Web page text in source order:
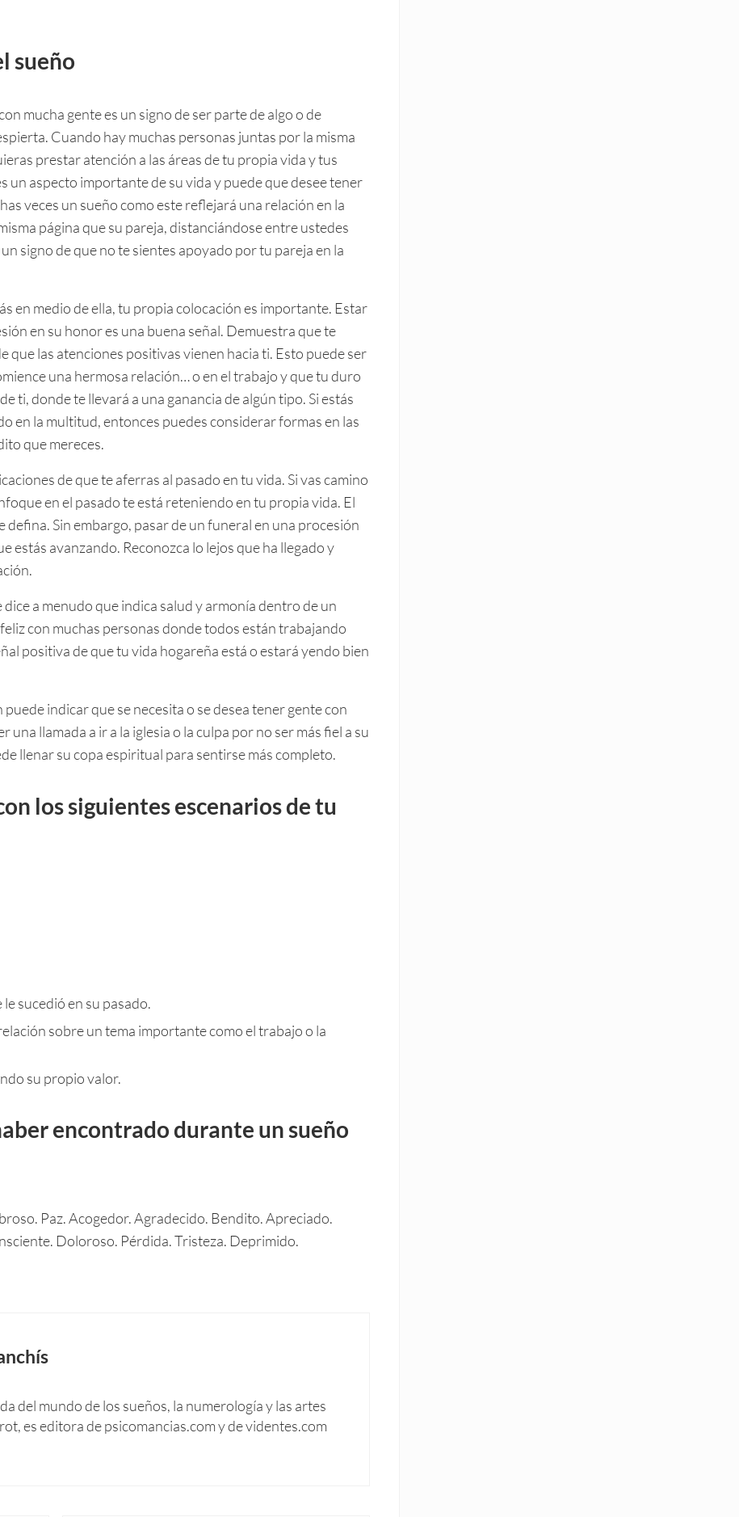
sueño
mucha gente es un signo de ser parte de algo o de
Cuando hay muchas personas juntas por la misma
prestar atención a las áreas de tu propia vida y tus
un aspecto importante de su vida y puede que desee tener
veces un sueño como este reflejará una relación en la
página que su pareja, distanciándose entre ustedes
signo de que no te sientes apoyado por tu pareja en la
en medio de ella, tu propia colocación es importante. Estar
en su honor es una buena señal. Demuestra que te
que las atenciones positivas vienen hacia ti. Esto puede ser
una hermosa relación… o en el trabajo y que tu duro
ti, donde te llevará a una ganancia de algún tipo. Si estás
en la multitud, entonces puedes considerar formas en las
que mereces.
de que te aferras al pasado en tu vida. Si vas camino
en el pasado te está reteniendo en tu propia vida. El
defina. Sin embargo, pasar de un funeral en una procesión
estás avanzando. Reconozca lo lejos que ha llegado y
a menudo que indica salud y armonía dentro de un
con muchas personas donde todos están trabajando
positiva de que tu vida hogareña está o estará yendo bien
indicar que se necesita o se desea tener gente con
llamada a ir a la iglesia o la culpa por no ser más fiel a su
llenar su copa espiritual para sentirse más completo.
los siguientes escenarios de tu
sucedió en su pasado.
sobre un tema importante como el trabajo o la
su propio valor.
encontrado durante un sueño
Paz. Acogedor. Agradecido. Bendito. Apreciado.
Doloroso. Pérdida. Tristeza. Deprimido.
del mundo de los sueños, la numerología y las artes
es editora de psicomancias.com y de videntes.com